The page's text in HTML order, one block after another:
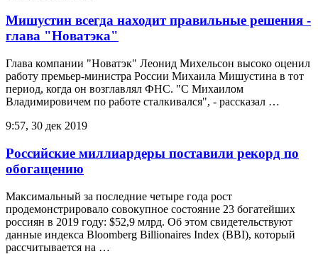
Мишустин всегда находит правильные решения -
глава "Новатэка"
Глава компании "Новатэк" Леонид Михельсон высоко оценил
работу премьер-министра России Михаила Мишустина в тот
период, когда он возглавлял ФНС. "С Михаилом
Владимировичем по работе сталкивался", - рассказал …
9:57, 30 дек 2019
Российские миллиардеры поставили рекорд по
обогащению
Максимальный за последние четыре года рост
продемонстрировало совокупное состояние 23 богатейших
россиян в 2019 году: $52,9 млрд. Об этом свидетельствуют
данные индекса Bloomberg Billionaires Index (BBI), который
рассчитывается на …